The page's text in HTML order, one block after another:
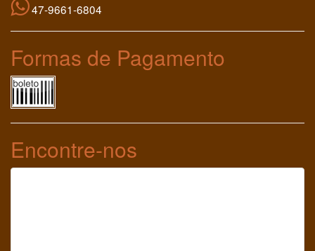
47-9661-6804
Formas de Pagamento
Encontre-nos